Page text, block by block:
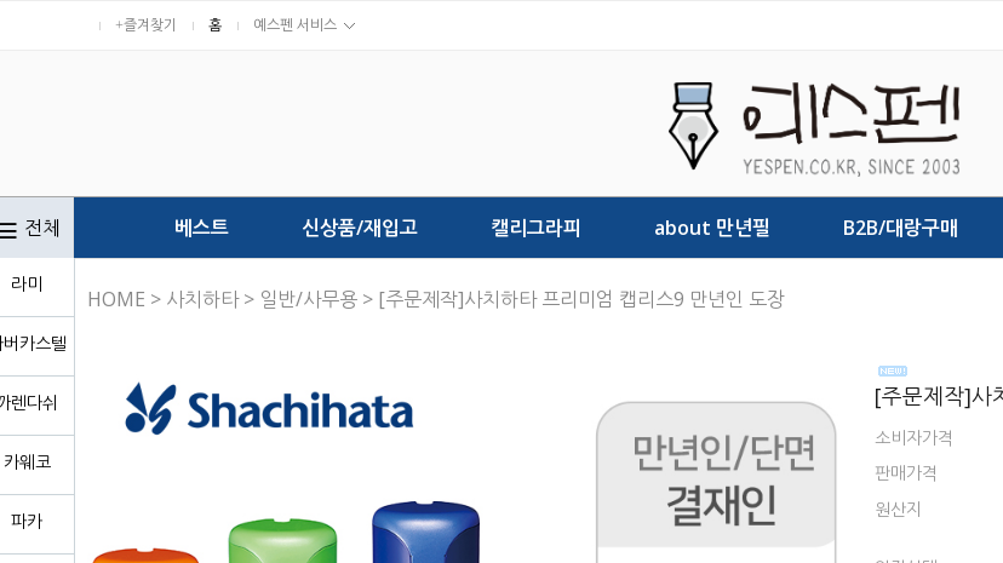
+즐겨찾기 홈 예스펜 서비스
전체
라미
카스텔
렌다쉬
카웨코
파카
베스트 신상품/재입고 캘리그라피 about 만년필 B2B/대랑구매
HOME > 사치하타> 일반/사무용 > [주문제작]사치하타 프리미엄 캡리스9 만년인 도장
[주문제작]사
소비자가격
판매가격
원산지